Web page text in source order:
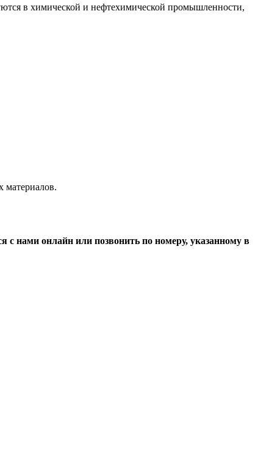
в химической и нефтехимической промышленности,
материалов.
нами онлайн или позвонить по номеру, указанному в